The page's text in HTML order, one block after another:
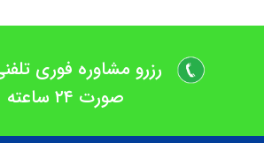
رزرو مشاوره فوری
صورت ۲۴ ساعته